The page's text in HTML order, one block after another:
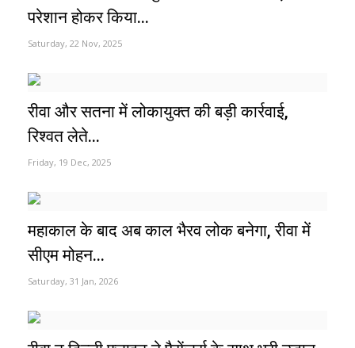
परेशान होकर किया...
Saturday, 22 Nov, 2025
रीवा और सतना में लोकायुक्त की बड़ी कार्रवाई,
रिश्वत लेते...
Friday, 19 Dec, 2025
महाकाल के बाद अब काल भैरव लोक बनेगा, रीवा में
सीएम मोहन...
Saturday, 31 Jan, 2026